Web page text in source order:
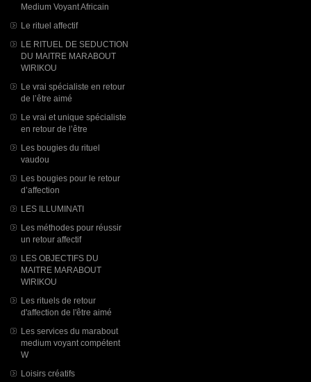
Medium Voyant Africain
Le rituel affectif
LE RITUEL DE SEDUCTION
DU MAITRE MARABOUT
WIRIKOU
Le vrai spécialiste en retour
de l’être aimé
Le vrai et unique spécialiste
en retour de l’être
Les bougies du rituel
vaudou
Les bougies pour le retour
d’affection
LES ILLUMINATI
Les méthodes pour réussir
un retour affectif
LES OBJECTIFS DU
MAITRE MARABOUT
WIRIKOU
Les rituels de retour
d'affection de l'être aimé
Les services du marabout
medium voyant compétent
W
Loisirs créatifs